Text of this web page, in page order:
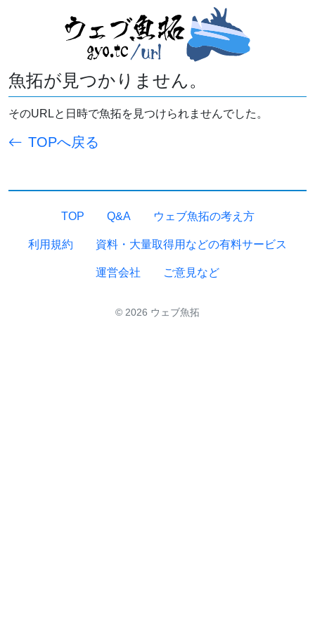
魚拓が見つかりません。
そのURLと日時で魚拓を見つけられませんでした。
TOPへ戻る
TOP Q&A ウェブ魚拓の考え方
利用規約 資料・大量取得用などの有料サービス
運営会社 ご意見など
© 2026 ウェブ魚拓